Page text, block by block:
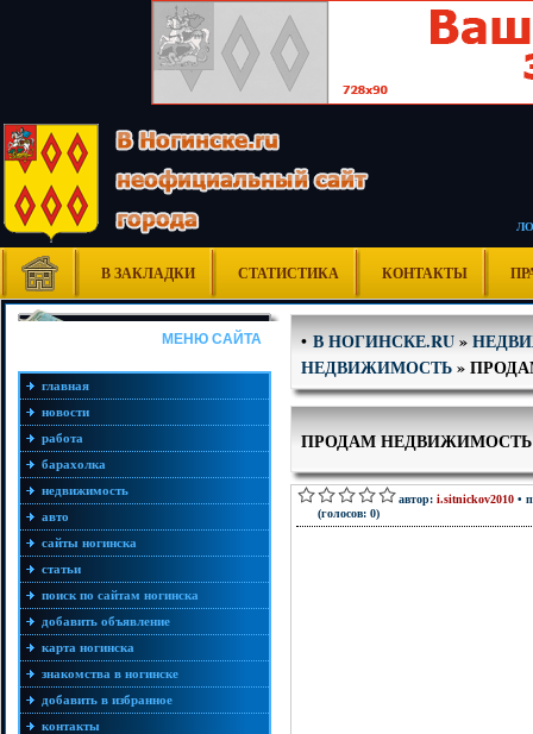
В ЗАКЛАДКИ СТАТИСТИКА КОНТАКТЫ
МЕНЮ САЙТА
главная
новости
работа
барахолка
недвижимость
авто
сайты ногинска
статьи
поиск по сайтам ногинска
добавить объявление
карта ногинска
знакомства в ногинске
добавить в избранное
контакты
•В НОГИНСКЕ.RU»
НЕДВИЖИМОСТЬ»
ПРОДАМ НЕДВИЖИМОСТЬ
(голосов: 0)
автор: i.sitnickov2010 •